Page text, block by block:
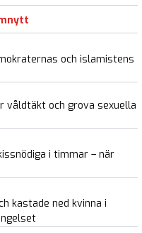
och islamistens
våldtäkt och grova sexuella
i timmar – när
kastade ned kvinna i